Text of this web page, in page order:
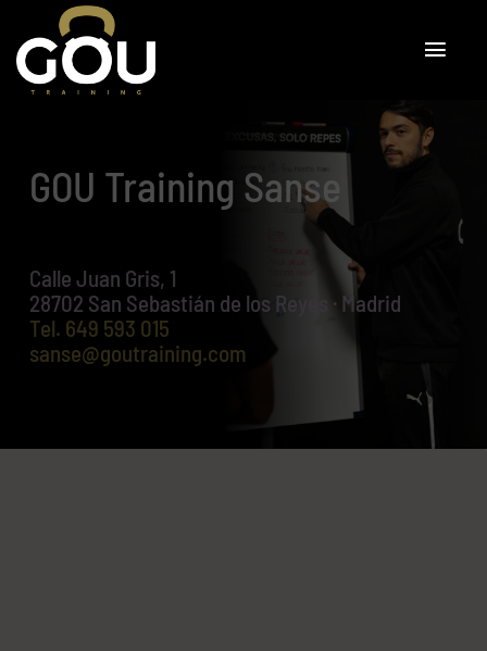
content
BUSCA TU CENTRO
TRABAJA CON NOSOTROS
ABRE TU CENTRO GOU
GOU Training Sanse
Calle Juan Gris, 1
28702 San Sebastián de los Reyes · Madrid
Tel. 649 593 015
sanse@goutraining.com